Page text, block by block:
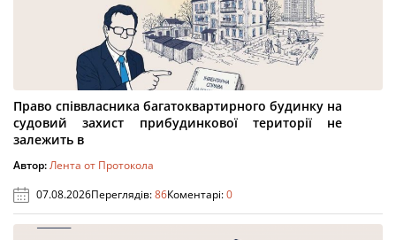
Право співвласника багатоквартирного будинку на
судовий захист прибудинкової території не
залежить в
Автор:Лента от Протокола
07.08.2026Переглядів:86Коментарі:0